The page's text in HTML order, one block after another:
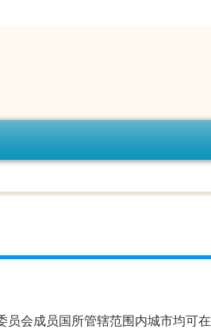
会成员国所管辖范围内城市均可在